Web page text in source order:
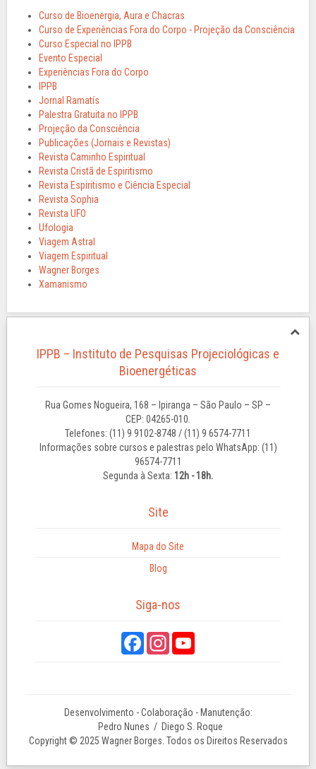
Curso de Bioenergia, Aura e Chacras
Curso de Experiências Fora do Corpo - Projeção da Consciência
Curso Especial no IPPB
Evento Especial
Experiências Fora do Corpo
IPPB
Jornal Ramatís
Palestra Gratuita no IPPB
Projeção da Consciência
Publicações (Jornais e Revistas)
Revista Caminho Espiritual
Revista Cristã de Espiritismo
Revista Espiritismo e Ciência Especial
Revista Sophia
Revista UFO
Ufologia
Viagem Astral
Viagem Espiritual
Wagner Borges
Xamanismo
IPPB – Instituto de Pesquisas Projeciológicas e
Bioenergéticas
Rua Gomes Nogueira, 168 – Ipiranga – São Paulo – SP –
CEP: 04265-010.
Telefones: (11) 9 9102-8748 / (11) 9 6574-7711
Informações sobre cursos e palestras pelo WhatsApp: (11)
96574-7711
Segunda à Sexta: 12h - 18h.
Site
Mapa do Site
Blog
Siga-nos
Desenvolvimento - Colaboração - Manutenção:
Pedro Nunes / Diego S. Roque
Copyright © 2025 Wagner Borges. Todos os Direitos Reservados